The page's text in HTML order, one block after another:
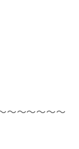
～～～～～～